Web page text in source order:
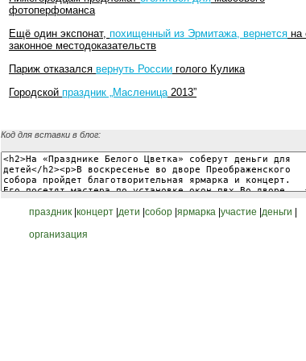
фотоперфоманса
Ещё один экспонат, похищенный из Эрмитажа, вернется на
законное местодоказательств
Париж отказался вернуть России голого Кулика
Городской праздник „Масленица2013”
Код для вставки в блог:
праздник концерт дети собор ярмарка участие деньги
организация